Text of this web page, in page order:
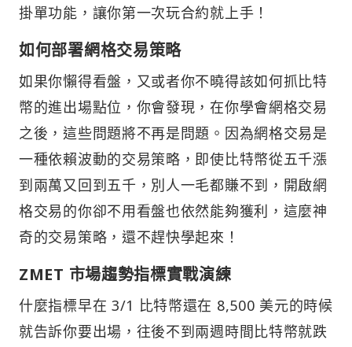
掛單功能，讓你第一次玩合約就上手！
如何部署網格交易策略
如果你懶得看盤，又或者你不曉得該如何抓比特
幣的進出場點位，你會發現，在你學會網格交易
之後，這些問題將不再是問題。因為網格交易是
一種依賴波動的交易策略，即使比特幣從五千漲
到兩萬又回到五千，別人一毛都賺不到，開啟網
格交易的你卻不用看盤也依然能夠獲利，這麼神
奇的交易策略，還不趕快學起來！
ZMET 市場趨勢指標實戰演練
什麼指標早在 3/1 比特幣還在 8,500 美元的時候
就告訴你要出場，往後不到兩週時間比特幣就跌